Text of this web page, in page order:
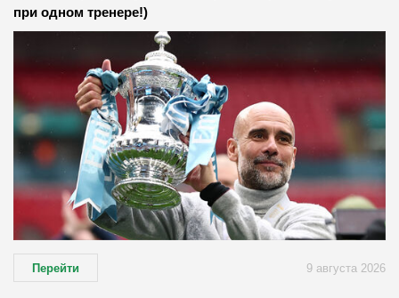
при одном тренере!)
Перейти 9 августа 2026